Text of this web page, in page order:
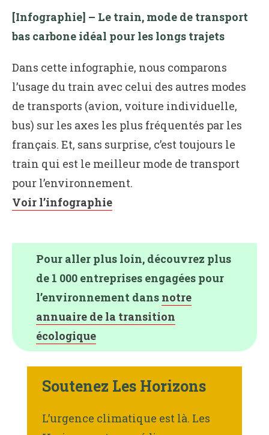
[Infographie] – Le train, mode de transport
bas carbone idéal pour les longs trajets
Dans cette infographie, nous comparons
l’usage du train avec celui des autres modes
de transports (avion, voiture individuelle,
bus) sur les axes les plus fréquentés par les
français. Et, sans surprise, c’est toujours le
train qui est le meilleur mode de transport
pour l’environnement.
Voir l’infographie
Pour aller plus loin, découvrez plus
de 1 000 entreprises engagées pour
l’environnement dans notre
annuaire de la transition
écologique
Soutenez Les Horizons
L’urgence climatique est là. Les